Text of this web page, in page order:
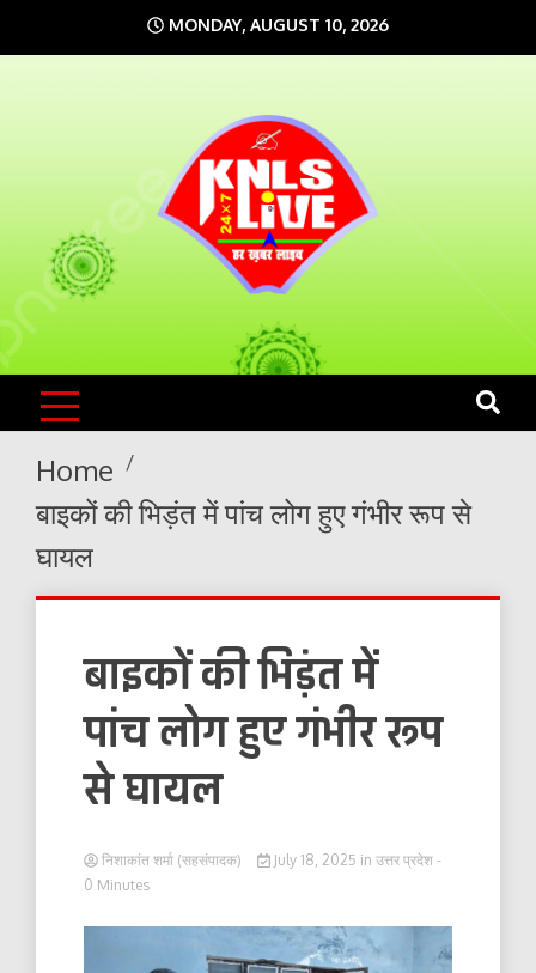
to
MONDAY, AUGUST 10, 2026
KNLS LIVE
India`s No.1 News Portal
Home
बाइकों की भिड़ंत में पांच लोग हुए गंभीर रूप से
घायल
बाइकों की भिड़ंत में
पांच लोग हुए गंभीर रूप
से घायल
निशाकांत शर्मा (सहसंपादक) July 18, 2025 in उत्तर प्रदेश -
0 Minutes